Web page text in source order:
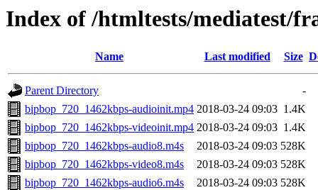
Index of /htmltests/mediatest/
Name Last modified Size
Parent Directory
-
bipbop_720_1462kbps-audioinit.mp4 2018-03-24 09:03 1.4K
bipbop_720_1462kbps-videoinit.mp4 2018-03-24 09:03 1.4K
bipbop_720_1462kbps-audio8.m4s
2018-03-24 09:03 528K
bipbop_720_1462kbps-video8.m4s
2018-03-24 09:03 528K
bipbop_720_1462kbps-audio6.m4s
2018-03-24 09:03 528K